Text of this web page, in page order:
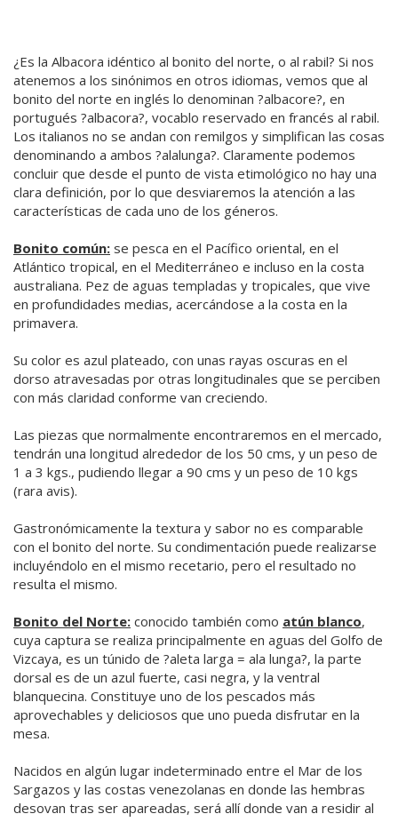
¿Es la Albacora idéntico al bonito del norte, o al rabil? Si nos
atenemos a los sinónimos en otros idiomas, vemos que al
bonito del norte en inglés lo denominan ?albacore?, en
portugués ?albacora?, vocablo reservado en francés al rabil.
Los italianos no se andan con remilgos y simplifican las cosas
denominando a ambos ?alalunga?. Claramente podemos
concluir que desde el punto de vista etimológico no hay una
clara definición, por lo que desviaremos la atención a las
características de cada uno de los géneros.
Bonito común: se pesca en el Pacífico oriental, en el
Atlántico tropical, en el Mediterráneo e incluso en la costa
australiana. Pez de aguas templadas y tropicales, que vive
en profundidades medias, acercándose a la costa en la
primavera.
Su color es azul plateado, con unas rayas oscuras en el
dorso atravesadas por otras longitudinales que se perciben
con más claridad conforme van creciendo.
Las piezas que normalmente encontraremos en el mercado,
tendrán una longitud alrededor de los 50 cms, y un peso de
1 a 3 kgs., pudiendo llegar a 90 cms y un peso de 10 kgs
(rara avis).
Gastronómicamente la textura y sabor no es comparable
con el bonito del norte. Su condimentación puede realizarse
incluyéndolo en el mismo recetario, pero el resultado no
resulta el mismo.
Bonito del Norte: conocido también como atún blanco,
cuya captura se realiza principalmente en aguas del Golfo de
Vizcaya, es un túnido de ?aleta larga = ala lunga?, la parte
dorsal es de un azul fuerte, casi negra, y la ventral
blanquecina. Constituye uno de los pescados más
aprovechables y deliciosos que uno pueda disfrutar en la
mesa.
Nacidos en algún lugar indeterminado entre el Mar de los
Sargazos y las costas venezolanas en donde las hembras
desovan tras ser apareadas, será allí donde van a residir al